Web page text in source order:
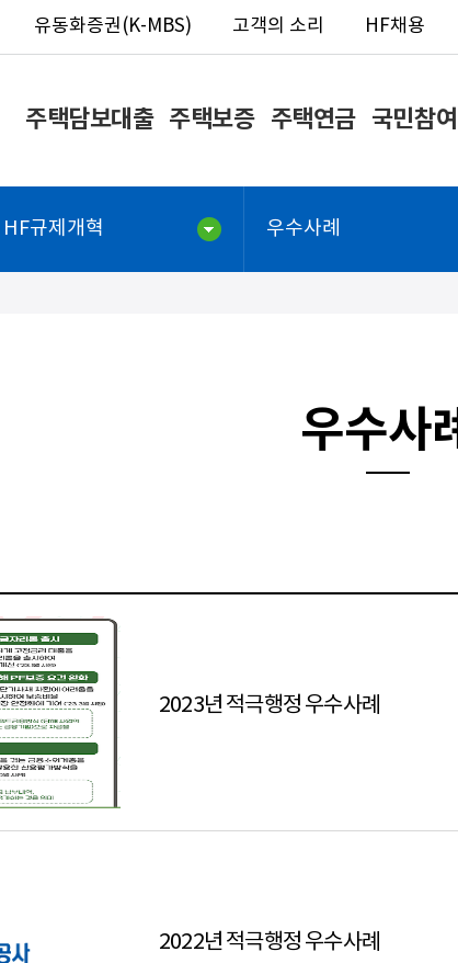
유동화증권(K-MBS) 고객의 소리 HF채용
주택담보대출 주택보증 주택연금 국민참여
HF규제개혁 우수사례
우수사례
2023년 적극행정 우수사례
2022년 적극행정 우수사례